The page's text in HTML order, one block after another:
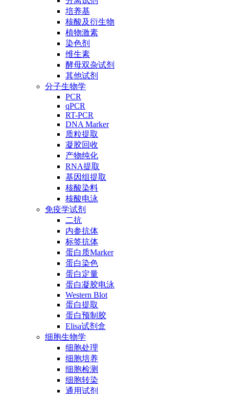
培养基
核酸及衍生物
植物激素
染色剂
维生素
酵母双杂试剂
其他试剂
分子生物学
PCR
qPCR
RT-PCR
DNA Marker
质粒提取
凝胶回收
产物纯化
RNA提取
基因组提取
核酸染料
核酸电泳
免疫学试剂
二抗
内参抗体
标签抗体
蛋白质Marker
蛋白染色
蛋白定量
蛋白凝胶电泳
Western Blot
蛋白提取
蛋白预制胶
Elisa试剂盒
细胞生物学
细胞处理
细胞培养
细胞检测
细胞转染
通用试剂